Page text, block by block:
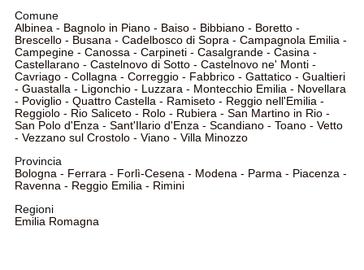
Comune
Albinea- Bagnolo in Piano- Baiso- Bibbiano- Boretto-
Brescello- Busana- Cadelbosco di Sopra- Campagnola Emilia-
Campegine- Canossa- Carpineti- Casalgrande- Casina-
Castellarano- Castelnovo di Sotto- Castelnovo ne' Monti-
Cavriago- Collagna- Correggio- Fabbrico- Gattatico- Gualtieri
- Guastalla- Ligonchio- Luzzara- Montecchio Emilia- Novellara
- Poviglio- Quattro Castella- Ramiseto- Reggio nell'Emilia-
Reggiolo- Rio Saliceto- Rolo- Rubiera- San Martino in Rio-
San Polo d'Enza- Sant'Ilario d'Enza- Scandiano- Toano- Vetto
- Vezzano sul Crostolo- Viano- Villa Minozzo
Provincia
Bologna- Ferrara- Forlì-Cesena- Modena- Parma- Piacenza-
Ravenna- Reggio Emilia- Rimini
Regioni
Emilia Romagna